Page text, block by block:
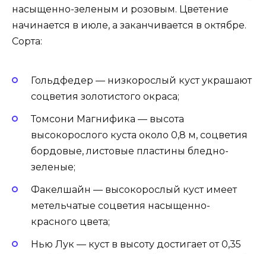
насыщенно-зеленым и розовым. Цветение
начинается в июле, а заканчивается в октябре.
Сорта:
Гольдфедер — низкорослый куст украшают
соцветия золотистого окраса;
Томсони Магнифика — высота
высокорослого куста около 0,8 м, соцветия
бордовые, листовые пластины бледно-
зеленые;
Факелшайн — высокорослый куст имеет
метельчатые соцветия насыщенно-
красного цвета;
Нью Лук — куст в высоту достигает от 0,35